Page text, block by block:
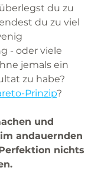
du zu
du zu viel
- oder viele
jemals ein
zu habe?
Prinzip?
und
andauernden
nichts